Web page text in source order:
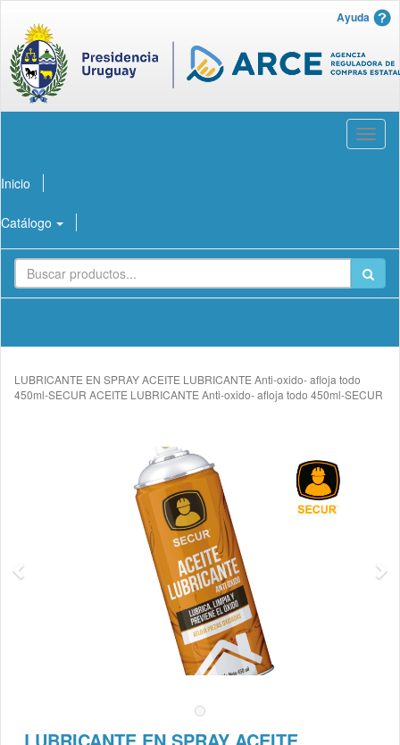
Ayuda
Abrir
menú
Inicio
Catálogo
LUBRICANTE EN SPRAY ACEITE LUBRICANTE Anti-oxido- afloja todo
450ml-SECUR ACEITE LUBRICANTE Anti-oxido- afloja todo 450ml-SECUR